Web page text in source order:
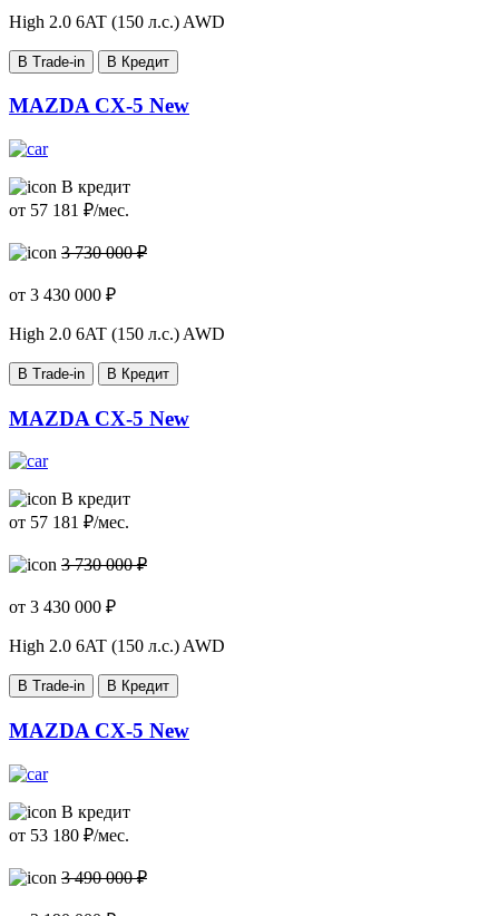
High 2.0 6AT (150 л.с.) AWD
В Trade-in В Кредит
MAZDA CX-5 New
В кредит
от 57 181 ₽/мес.
3 730 000 ₽
от 3 430 000 ₽
High 2.0 6AT (150 л.с.) AWD
В Trade-in В Кредит
MAZDA CX-5 New
В кредит
от 57 181 ₽/мес.
3 730 000 ₽
от 3 430 000 ₽
High 2.0 6AT (150 л.с.) AWD
В Trade-in В Кредит
MAZDA CX-5 New
В кредит
от 53 180 ₽/мес.
3 490 000 ₽